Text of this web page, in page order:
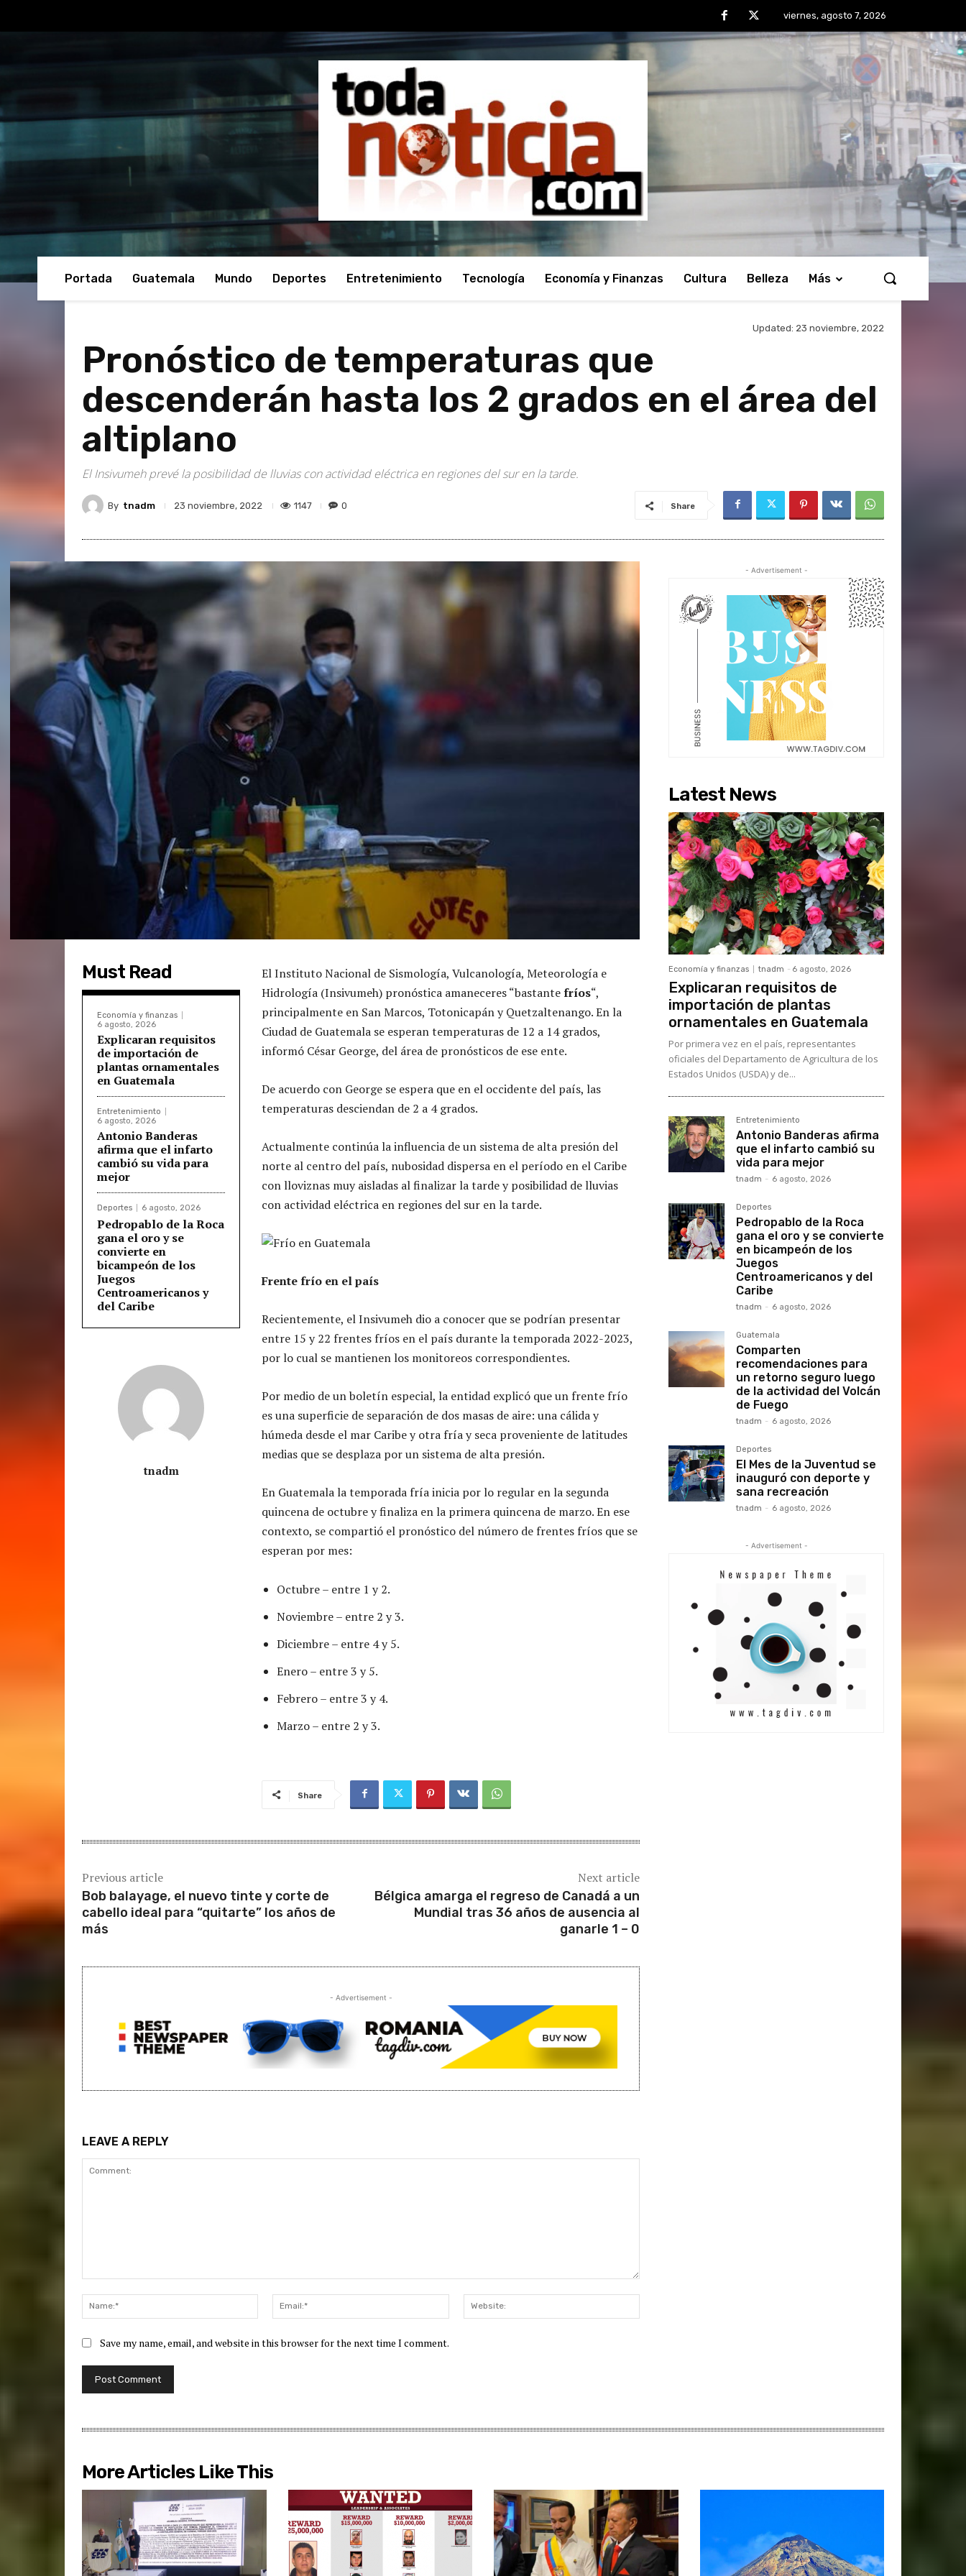
viernes, agosto 7, 2026
Portada Guatemala Mundo Deportes Entretenimiento Tecnología Economía y Finanzas Cultura Belleza Más
Updated: 23 noviembre, 2022
Pronóstico de temperaturas que
descenderán hasta los 2 grados en el área del
altiplano
El Insivumeh prevé la posibilidad de lluvias con actividad eléctrica en regiones del sur en la tarde.
By tnadm 23 noviembre, 2022 1147 0 Share
Must Read
Economía y finanzas
6 agosto, 2026
Explicaran requisitos
de importación de
plantas ornamentales
en Guatemala
Entretenimiento
6 agosto, 2026
Antonio Banderas
afirma que el infarto
cambió su vida para
mejor
Deportes 6 agosto, 2026
Pedropablo de la Roca
gana el oro y se
convierte en
bicampeón de los
Juegos
Centroamericanos y
del Caribe
tnadm
El Instituto Nacional de Sismología, Vulcanología, Meteorología e
Hidrología (Insivumeh) pronóstica amaneceres “bastantefríos“,
principalmente en San Marcos, Totonicapán y Quetzaltenango. En la
Ciudad de Guatemala se esperan temperaturas de 12 a 14 grados,
informó César George, del área de pronósticos de ese ente.
De acuerdo con George se espera que en el occidente del país, las
temperaturas desciendan de 2 a 4 grados.
Actualmente continúa la influencia de un sistema de alta presión del
norte al centro del país, nubosidad dispersa en el período en el Caribe
con lloviznas muy aisladas al finalizar la tarde y posibilidad de lluvias
con actividad eléctrica en regiones del sur en la tarde.
Frente frío en el país
Recientemente, el Insivumeh dio a conocer que se podrían presentar
entre 15 y 22 frentes fríos en el país durante la temporada 2022-2023,
por lo cual se mantienen los monitoreos correspondientes.
Por medio de un boletín especial, la entidad explicó que un frente frío
es una superficie de separación de dos masas de aire: una cálida y
húmeda desde el mar Caribe y otra fría y seca proveniente de latitudes
medias que se desplaza por un sistema de alta presión.
En Guatemala la temporada fría inicia por lo regular en la segunda
quincena de octubre y finaliza en la primera quincena de marzo. En ese
contexto, se compartió el pronóstico del número de frentes fríos que se
esperan por mes:
Octubre – entre 1 y 2.
Noviembre – entre 2 y 3.
Diciembre – entre 4 y 5.
Enero – entre 3 y 5.
Febrero – entre 3 y 4.
Marzo – entre 2 y 3.
Share
Previous article
Bob balayage, el nuevo tinte y corte de
cabello ideal para “quitarte” los años de
más
Next article
Bélgica amarga el regreso de Canadá a un
Mundial tras 36 años de ausencia al
ganarle 1 – 0
- Advertisement -
LEAVE A REPLY
Name:*
Email:*
Save my name, email, and website in this browser for the next time I comment.
- Advertisement -
Latest News
Economía y finanzas tnadm - 6 agosto, 2026
Explicaran requisitos de
importación de plantas
ornamentales en Guatemala
Por primera vez en el país, representantes
oficiales del Departamento de Agricultura de los
Estados Unidos (USDA) y de...
Entretenimiento
Antonio Banderas afirma
que el infarto cambió su
vida para mejor
tnadm - 6 agosto, 2026
Deportes
Pedropablo de la Roca
gana el oro y se convierte
en bicampeón de los
Juegos
Centroamericanos y del
Caribe
tnadm - 6 agosto, 2026
Guatemala
Comparten
recomendaciones para
un retorno seguro luego
de la actividad del Volcán
de Fuego
tnadm - 6 agosto, 2026
Deportes
El Mes de la Juventud se
inauguró con deporte y
sana recreación
tnadm - 6 agosto, 2026
- Advertisement -
More Articles Like This